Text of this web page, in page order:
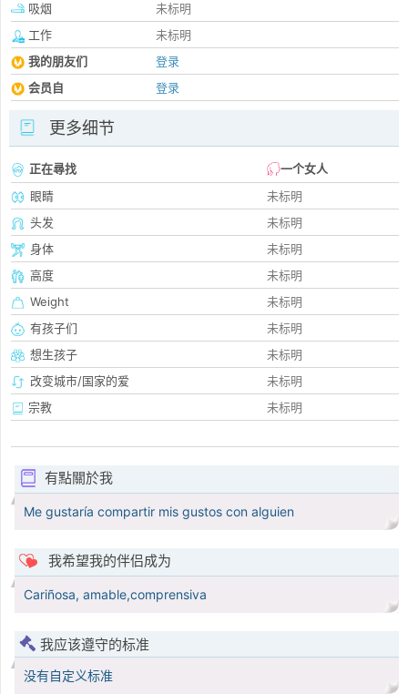
吸烟
未标明
工作
未标明
我的朋友们
登录
会员自
登录
更多细节
正在尋找
一个女人
眼睛
未标明
头发
未标明
身体
未标明
高度
未标明
Weight
未标明
有孩子们
未标明
想生孩子
未标明
改变城市/国家的爱
未标明
宗教
未标明
有點關於我
Me gustaría compartir mis gustos con alguien
我希望我的伴侣成为
Cariñosa, amable,comprensiva
我应该遵守的标准
没有自定义标准